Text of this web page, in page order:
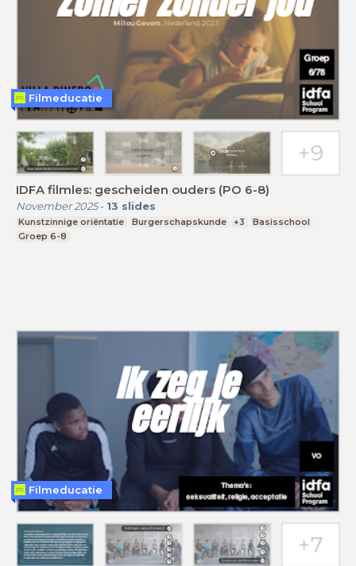
IDFA filmles: gescheiden ouders (PO 6-8)
November 2025- 13 slides
Kunstzinnige oriëntatie Burgerschapskunde +3
Basisschool
Groep 6-8
Filmeducatie
Filmeducatie